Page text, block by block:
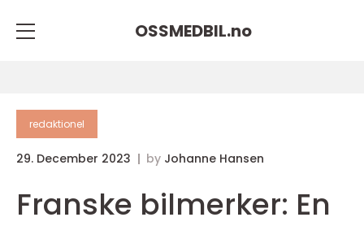
OSSMEDBIL.no
redaktionel
29. December 2023 by Johanne Hansen
Franske bilmerker: En